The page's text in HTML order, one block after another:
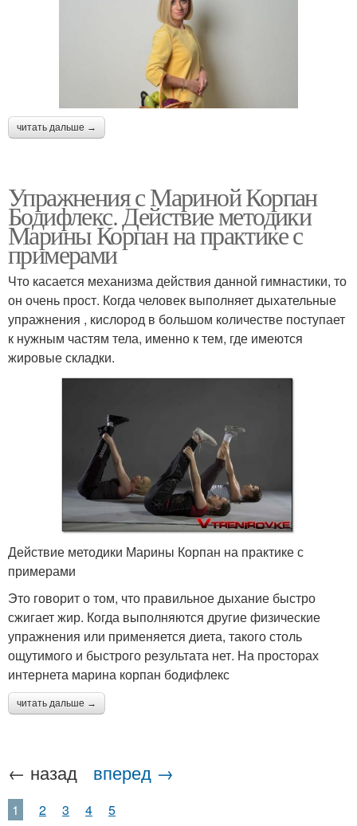
читать дальше →
Упражнения с Мариной Корпан
Бодифлекс. Действие методики
Марины Корпан на практике с
примерами
Что касается механизма действия данной гимнастики, то
он очень прост. Когда человек выполняет дыхательные
упражнения , кислород в большом количестве поступает
к нужным частям тела, именно к тем, где имеются
жировые складки.
Действие методики Марины Корпан на практике с
примерами
Это говорит о том, что правильное дыхание быстро
сжигает жир. Когда выполняются другие физические
упражнения или применяется диета, такого столь
ощутимого и быстрого результата нет. На просторах
интернета марина корпан бодифлекс
читать дальше →
← назад вперед →
1 2 3 4 5